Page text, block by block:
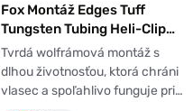
Fox Montáž Edges Tuff
Tungsten Tubing Heli-Clip
Rigs 3ks
Tvrdá wolfrámová montáž s
dlhou životnosťou, ktorá chráni
vlasec a spoľahlivo funguje pri…